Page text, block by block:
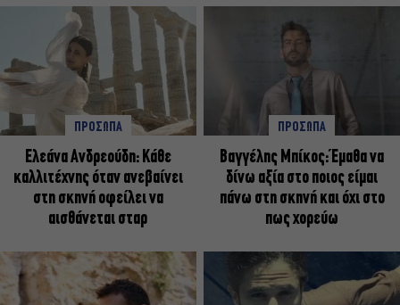
ΠΡΟΣΩΠΑ
Ελεάνα Ανδρεούδη: Κάθε
καλλιτέχνης όταν ανεβαίνει
στη σκηνή οφείλει να
αισθάνεται σταρ
ΠΡΟΣΩΠΑ
Βαγγέλης Μπίκος: Έμαθα να
δίνω αξία στο ποιος είμαι
πάνω στη σκηνή και όχι στο
πως χορεύω